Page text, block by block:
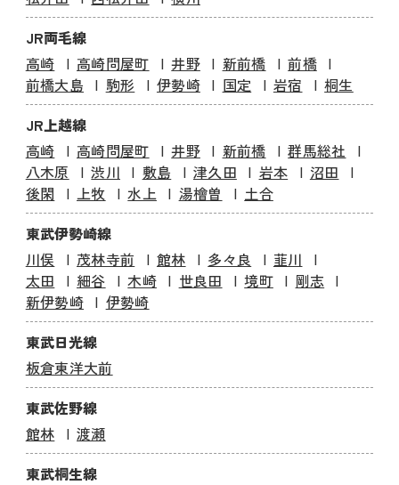
JR両毛線
高崎
高崎問屋町 井野 新前橋
前橋
前橋大島
駒形 伊勢崎 国定 岩宿
桐生
JR上越線
高崎
高崎問屋町 井野 新前橋
群馬総社
八木原
渋川 敷島 津久田 岩本
沼田
後閑
上牧 水上 湯檜曽
土合
東武伊勢崎線
川俣
茂林寺前 館林 多々良
韮川
太田
細谷 木崎 世良田 境町
剛志
新伊勢崎
伊勢崎
東武日光線
板倉東洋大前
東武佐野線
館林
渡瀬
東武桐生線